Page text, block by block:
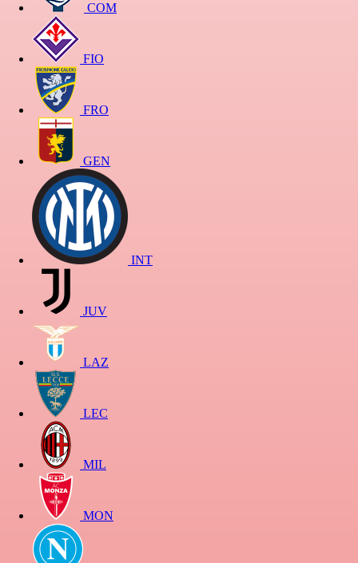
COM
FIO
FRO
GEN
INT
JUV
LAZ
LEC
MIL
MON